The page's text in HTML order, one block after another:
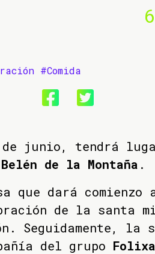
#Comida
de junio, tendrá
de la Montaña .
que dará comienzo
de la santa
Seguidamente, la
del grupo Folixa